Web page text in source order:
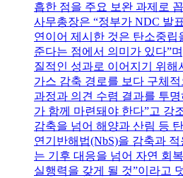
흡한 점을 주요 보완 과제로
사무총장은 “정부가 NDC 발
연이어 제시한 것은 탄소중립
준다는 점에서 의미가 있다”
질적인 성과로 이어지기 위해
가스 감축 경로를 보다 구체
과정과 의견 수렴 결과를 투
가 함께 마련돼야 한다”고 강
감축을 넘어 해양과 산림 등
연기반해법(NbS)을 감축과
는 기후 대응을 넘어 자연 회
실행력을 갖게 될 것”이라고